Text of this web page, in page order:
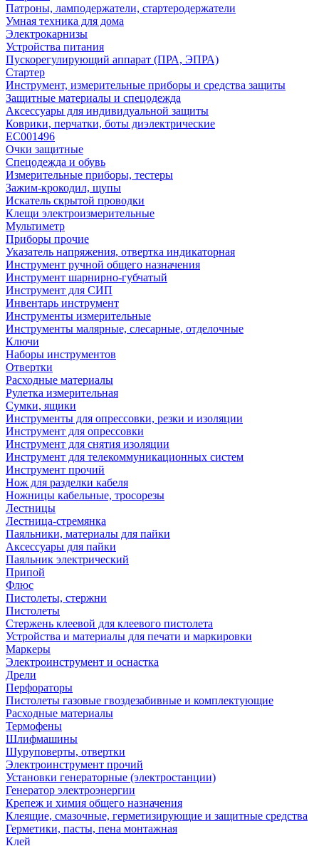
Патроны, ламподержатели, стартеродержатели
Умная техника для дома
Электрокарнизы
Устройства питания
Пускорегулирующий аппарат (ПРА, ЭПРА)
Стартер
Инструмент, измерительные приборы и средства защиты
Защитные материалы и спецодежда
Аксессуары для индивидуальной защиты
Коврики, перчатки, боты диэлектрические
EC001496
Очки защитные
Спецодежда и обувь
Измерительные приборы, тестеры
Зажим-крокодил, щупы
Искатель скрытой проводки
Клещи электроизмерительные
Мультиметр
Приборы прочие
Указатель напряжения, отвертка индикаторная
Инструмент ручной общего назначения
Инструмент шарнирно-губчатый
Инструмент для СИП
Инвентарь инструмент
Инструменты измерительные
Инструменты малярные, слесарные, отделочные
Ключи
Наборы инструментов
Отвертки
Расходные материалы
Рулетка измерительная
Сумки, ящики
Инструменты для опрессовки, резки и изоляции
Инструмент для опрессовки
Инструмент для снятия изоляции
Инструмент для телекоммуникационных систем
Инструмент прочий
Нож для разделки кабеля
Ножницы кабельные, тросорезы
Лестницы
Лестница-стремянка
Паяльники, материалы для пайки
Аксессуары для пайки
Паяльник электрический
Припой
Флюс
Пистолеты, стержни
Пистолеты
Стержень клеевой для клеевого пистолета
Устройства и материалы для печати и маркировки
Маркеры
Электроинструмент и оснастка
Дрели
Перфораторы
Пистолеты газовые гвоздезабивные и комплектующие
Расходные материалы
Термофены
Шлифмашины
Шуруповерты, отвертки
Электроинструмент прочий
Установки генераторные (электростанции)
Генератор электроэнергии
Крепеж и химия общего назначения
Клеящие, смазочные, герметизирующие и защитные средства
Герметики, пасты, пена монтажная
Клей